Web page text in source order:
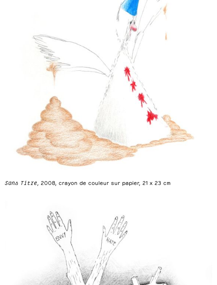
Sans Titre , 2008, crayon de couleur sur papier, 21 x 23 cm